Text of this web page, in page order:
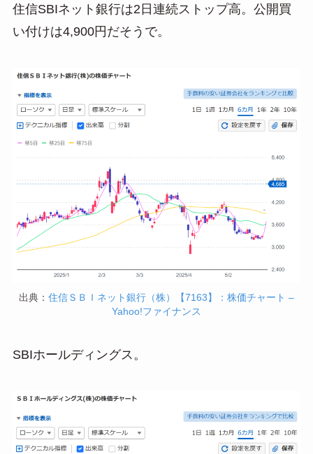
住信SBIネット銀行は2日連続ストップ高。公開買
い付けは4,900円だそうで。
出典： 住信ＳＢＩネット銀行（株）【7163】：株価チャート –
Yahoo!ファイナンス
SBIホールディングス。